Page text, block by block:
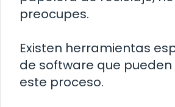
preocupes.
Existen herramientas
de software que
este proceso.